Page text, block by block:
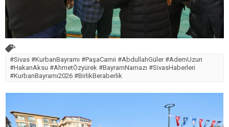
#Sivas #KurbanBayramı #PaşaCamii #AbdullahGüler #AdemUzun
#HakanAksu #AhmetÖzyürek #BayramNamazı #SivasHaberleri
#KurbanBayramı2026 #BirlikBeraberlik